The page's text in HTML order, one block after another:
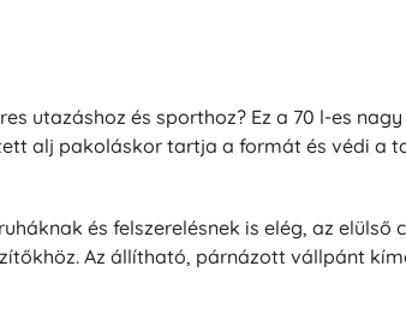
utazáshoz és sporthoz? Ez a 70 l-es
alj pakoláskor tartja a formát és védi a
és felszerelésnek is elég, az
Az állítható, párnázott vállpánt